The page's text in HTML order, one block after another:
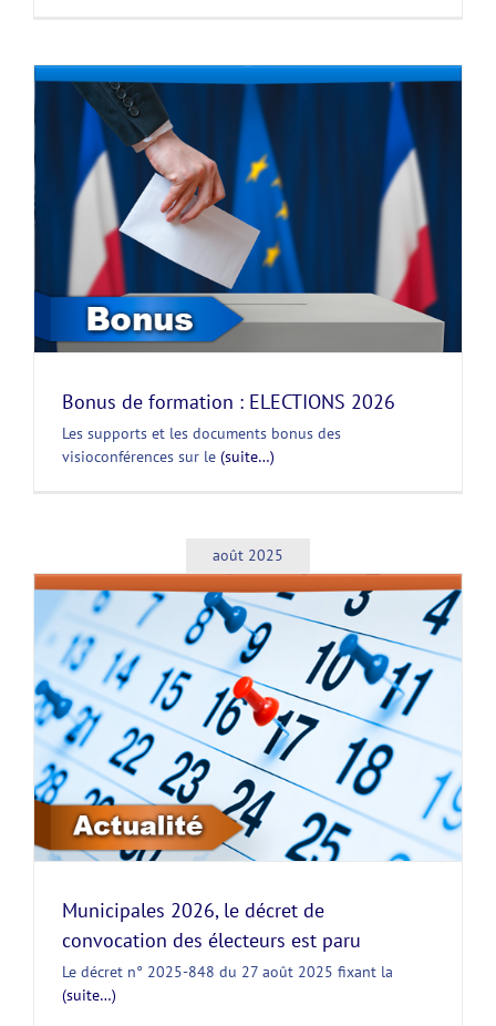
Bonus de formation : ELECTIONS 2026
Les supports et les documents bonus des
visioconférences sur le (suite…)
août 2025
Municipales 2026, le décret de
convocation des électeurs est paru
Le décret n° 2025-848 du 27 août 2025 fixant la
(suite…)